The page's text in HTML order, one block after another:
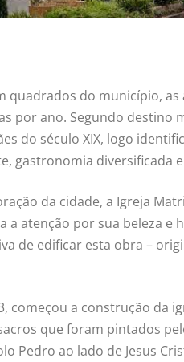
quadrados do município,
por ano. Segundo destino
do século XIX, logo
gastronomia diversificada
da cidade, a Igreja
atenção por sua beleza e
de edificar esta obra –
começou a construção da
que foram pintados
Pedro ao lado de Jesus